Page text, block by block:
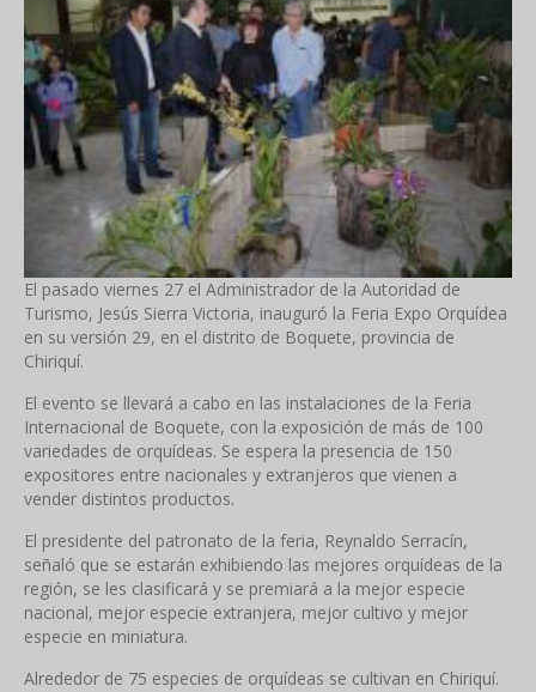
El pasado viernes 27 el Administrador de la Autoridad de
Turismo, Jesús Sierra Victoria, inauguró la Feria Expo Orquídea
en su versión 29, en el distrito de Boquete, provincia de
Chiriquí.
El evento se llevará a cabo en las instalaciones de la Feria
Internacional de Boquete, con la exposición de más de 100
variedades de orquídeas. Se espera la presencia de 150
expositores entre nacionales y extranjeros que vienen a
vender distintos productos.
El presidente del patronato de la feria, Reynaldo Serracín,
señaló que se estarán exhibiendo las mejores orquídeas de la
región, se les clasificará y se premiará a la mejor especie
nacional, mejor especie extranjera, mejor cultivo y mejor
especie en miniatura.
Alrededor de 75 especies de orquídeas se cultivan en Chiriquí.